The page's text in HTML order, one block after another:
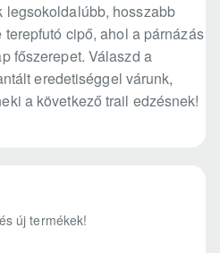
legsokoldalúbb, hosszabb
cipő, ahol a párnázás
főszerepet. Válaszd a
eredetiséggel várunk,
a következő trail edzésnek!
új termékek!